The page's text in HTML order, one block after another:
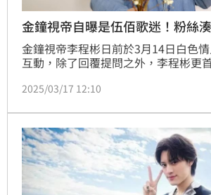
金鐘視帝自曝是伍佰歌迷！粉絲
金鐘視帝李程彬日前於3月14日白色
互動，除了回覆提問之外，李程彬更
為2月14日西洋情人節時，發文祝大家
絲。
2025/03/17 12:10